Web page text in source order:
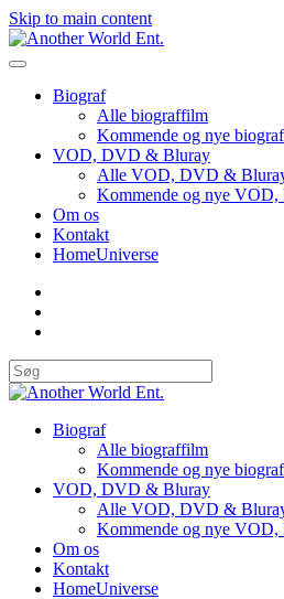
Skip to main content
Biograf
Alle biograffilm
Kommende og nye
VOD, DVD & Bluray
Alle VOD, DVD &
Kommende og nye
Om os
Kontakt
HomeUniverse
Biograf
Alle biograffilm
Kommende og nye
VOD, DVD & Bluray
Alle VOD, DVD &
Kommende og nye
Om os
Kontakt
HomeUniverse